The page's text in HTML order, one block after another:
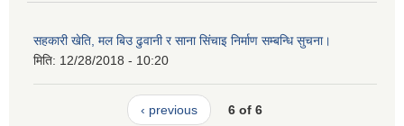
सहकारी खेति, मल बिउ ढुवानी र साना सिंचाइ निर्माण सम्बन्धि सुचना।
मिति: 12/28/2018 - 10:20
‹ previous 6 of 6